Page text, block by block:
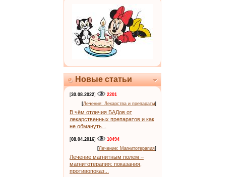
Новые статьи
[30.08.2022]
2201
[Лечение: Лекарства и препараты]
В чём отличия БАДов от
лекарственных препаратов и как
не обмануть...
[08.04.2016]
10494
[Лечение: Магнитотерапия]
Лечение магнитным полем –
магнитотерапия: показания,
противопоказ...